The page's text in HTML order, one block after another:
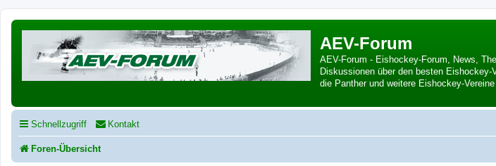
AEV-Forum
AEV-Forum - Eishockey-Forum, News,
Diskussionen über den besten Eishockey-
die Panther und weitere Eishockey-Vereine
Schnellzugriff Kontakt
Foren-Übersicht